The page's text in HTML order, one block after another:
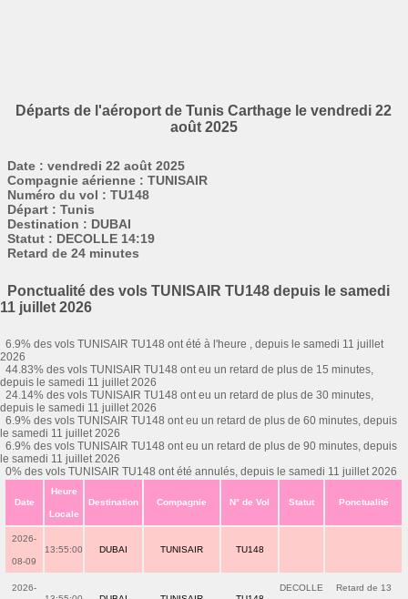
Départs de l'aéroport de Tunis Carthage le vendredi 22
août 2025
Date : vendredi 22 août 2025
Compagnie aérienne : TUNISAIR
Numéro du vol : TU148
Départ : Tunis
Destination : DUBAI
Statut : DECOLLE 14:19
Retard de 24 minutes
Ponctualité des vols TUNISAIR TU148 depuis le samedi
11 juillet 2026
6.9% des vols TUNISAIR TU148 ont été à l'heure , depuis le samedi 11 juillet
2026
44.83% des vols TUNISAIR TU148 ont eu un retard de plus de 15 minutes,
depuis le samedi 11 juillet 2026
24.14% des vols TUNISAIR TU148 ont eu un retard de plus de 30 minutes,
depuis le samedi 11 juillet 2026
6.9% des vols TUNISAIR TU148 ont eu un retard de plus de 60 minutes, depuis
le samedi 11 juillet 2026
6.9% des vols TUNISAIR TU148 ont eu un retard de plus de 90 minutes, depuis
le samedi 11 juillet 2026
0% des vols TUNISAIR TU148 ont été annulés, depuis le samedi 11 juillet 2026
Date
Heure
Locale
Destination Compagnie N° de Vol Statut Ponctualité
2026-
08-09
13:55:00 DUBAI TUNISAIR TU148
2026- DECOLLE Retard de 13